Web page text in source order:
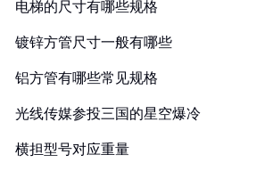
电梯的尺寸有哪些规格
镀锌方管尺寸一般有哪些
铝方管有哪些常见规格
光线传媒参投三国的星空爆冷
横担型号对应重量